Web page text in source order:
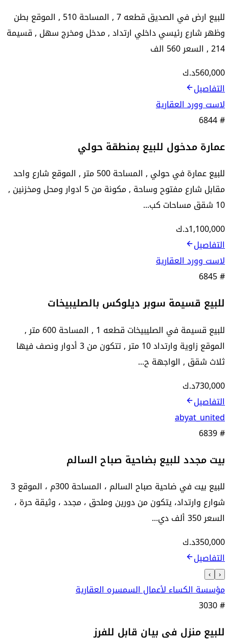
للبيع ارض في الصديق قطعه 7 , المساحة 510 , الموقع بطن
وظهر شارع رئيسي داخلي ارتداد , مدخل ومخرج سهل , قسيمة
214 , السعر 560 الف
560,000د.ك
التفاصيل
لاست وورد العقارية
6844#
عمارة مدخول للبيع بمنطقة حولي
للبيع عمارة في حولي , المساحة 500 متر , الموقع شارع واحد
مقابل شارع مفتوح وساحة , مكونة من 5 ادوار ومحل ومخزنين ,
10 شقق مساحات كب...
1,100,000د.ك
التفاصيل
لاست وورد العقارية
6845#
للبيع قسيمة سوبر ديلوكس بالصليبيخات
للبيع قسيمة في الصليبيخات قطعه 1 , المساحة 600 متر ,
الموقع زاوية وارتداد 10 متر , تتكون من 3 أدوار ونصف فيها
ثلاث شقق , الواجهة ح...
730,000د.ك
التفاصيل
abyat_united
6839#
بيت مجدد للبيع بضاحية صباح السالم
للبيع بيت في ضاحية صباح السالم ، المساحة 300م ، الموقع 3
شوارع وارتداد، يتكون من دورين وملحق ، مجدد ، وثيقة حرة ،
السعر 350 ألف دي...
350,000د.ك
التفاصيل
‹
›
مؤسسة الكساء لأعمال السمسره العقارية
3030#
للبيع منزل فى بيان قابل للفرز